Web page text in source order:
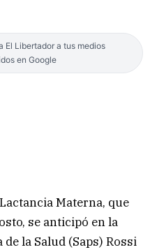
El Libertador a tus medios
en Google
Materna, que
se anticipó en la
la Salud (Saps) Rossi